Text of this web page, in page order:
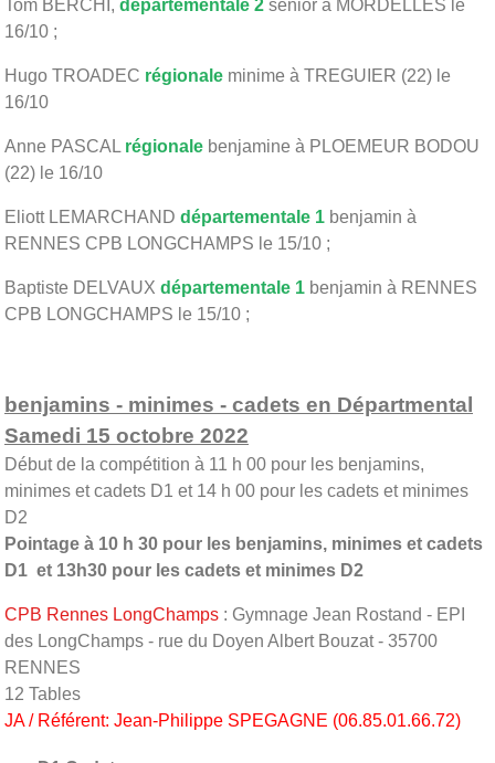
Tom BERCHI, départementale 2 senior à MORDELLES le
16/10 ;
Hugo TROADEC régionale minime à TREGUIER (22) le
16/10
Anne PASCAL régionale benjamine à PLOEMEUR BODOU
(22) le 16/10
Eliott LEMARCHAND départementale 1 benjamin à
RENNES CPB LONGCHAMPS le 15/10 ;
Baptiste DELVAUX départementale 1 benjamin à RENNES
CPB LONGCHAMPS le 15/10 ;
benjamins - minimes - cadets en Départmental
Samedi 15 octobre 2022
Début de la compétition à 11 h 00 pour les benjamins,
minimes et cadets D1 et 14 h 00 pour les cadets et minimes
D2
Pointage à 10 h 30 pour les benjamins, minimes et cadets
D1 et 13h30 pour les cadets et minimes D2
CPB Rennes LongChamps : Gymnage Jean Rostand - EPI
des LongChamps - rue du Doyen Albert Bouzat - 35700
RENNES
12 Tables
JA / Référent: Jean-Philippe SPEGAGNE (06.85.01.66.72)